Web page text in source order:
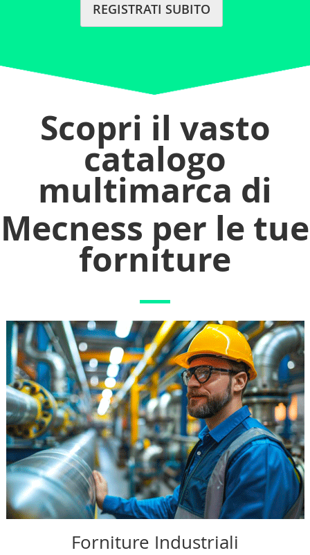
REGISTRATI SUBITO
Scopri il vasto
catalogo
multimarca di
Mecness per le tue
forniture
Forniture Industriali